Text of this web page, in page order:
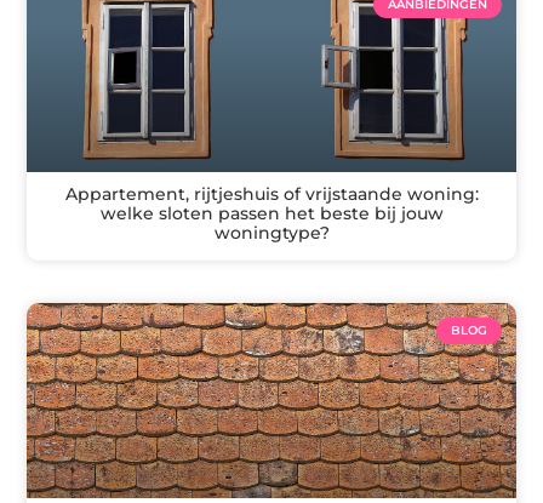
AANBIEDINGEN
Appartement, rijtjeshuis of vrijstaande woning:
welke sloten passen het beste bij jouw
woningtype?
BLOG